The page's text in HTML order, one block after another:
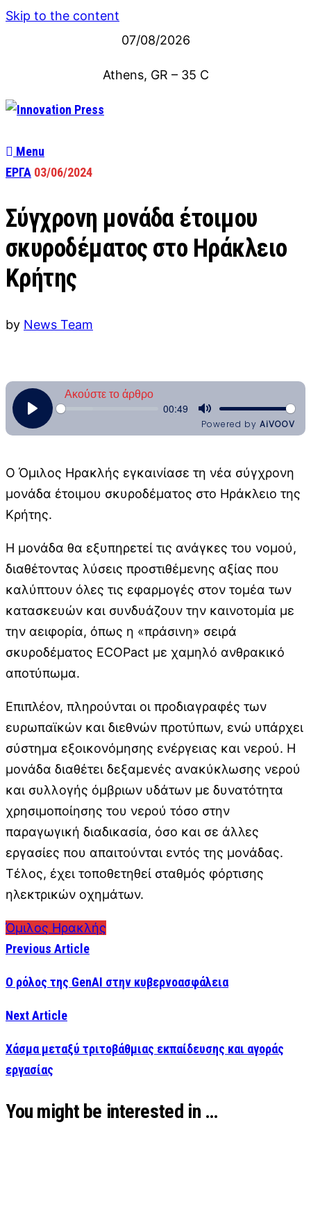
Skip to the content
07/08/2026
Athens, GR – 35 C
Menu
ΕΡΓΑ 03/06/2024
Σύγχρονη μονάδα έτοιμου
σκυροδέματος στο Ηράκλειο
Κρήτης
by News Team
Ο Όμιλος Ηρακλής εγκαινίασε τη νέα σύγχρονη
μονάδα έτοιμου σκυροδέματος στο Ηράκλειο της
Κρήτης.
Η μονάδα θα εξυπηρετεί τις ανάγκες του νομού,
διαθέτοντας λύσεις προστιθέμενης αξίας που
καλύπτουν όλες τις εφαρμογές στον τομέα των
κατασκευών και συνδυάζουν την καινοτομία με
την αειφορία, όπως η «πράσινη» σειρά
σκυροδέματος ECOPact με χαμηλό ανθρακικό
αποτύπωμα.
Επιπλέον, πληρούνται οι προδιαγραφές των
ευρωπαϊκών και διεθνών προτύπων, ενώ υπάρχει
σύστημα εξοικονόμησης ενέργειας και νερού. Η
μονάδα διαθέτει δεξαμενές ανακύκλωσης νερού
και συλλογής όμβριων υδάτων με δυνατότητα
χρησιμοποίησης του νερού τόσο στην
παραγωγική διαδικασία, όσο και σε άλλες
εργασίες που απαιτούνται εντός της μονάδας.
Τέλος, έχει τοποθετηθεί σταθμός φόρτισης
ηλεκτρικών οχημάτων.
Όμιλος Ηρακλής
Previous Article
Ο ρόλος της GenAI στην κυβερνοασφάλεια
Next Article
Χάσμα μεταξύ τριτοβάθμιας εκπαίδευσης και αγοράς
εργασίας
You might be interested in …